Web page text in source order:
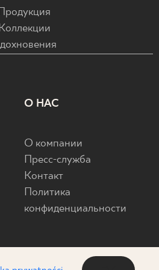
О НАС
О компании
Пресс-служба
Контакт
Политика
конфиденциальности